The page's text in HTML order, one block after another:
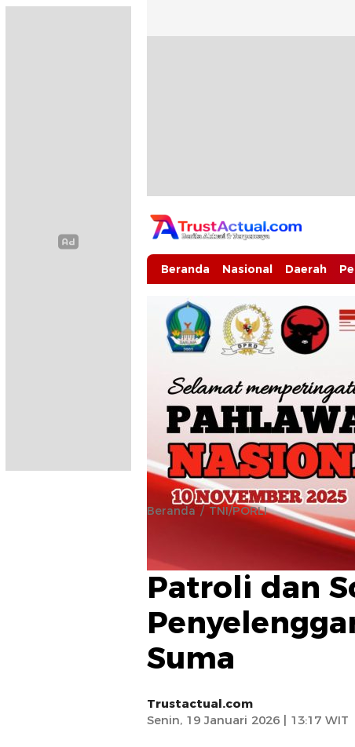
Trustactual.com
Aktual dan Terpercaya
Beranda Nasional Daerah
Beranda TNI/PORLI
Polsek
Patroli dan
Suma
Trustactual.com
Senin, 19 Januari 2026 | 13:17 WIT